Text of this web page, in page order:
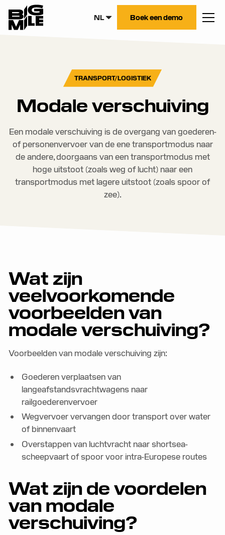
NL Boek een demo
TRANSPORT/LOGISTIEK
Modale verschuiving
Een modale verschuiving is de overgang van goederen-
of personenvervoer van de ene transportmodus naar
de andere, doorgaans van een transportmodus met
hoge uitstoot (zoals weg of lucht) naar een
transportmodus met lagere uitstoot (zoals spoor of
zee).
Wat zijn
veelvoorkomende
voorbeelden van
modale verschuiving?
Voorbeelden van modale verschuiving zijn:
Goederen verplaatsen van
langeafstandsvrachtwagens naar
railgoederenvervoer
Wegvervoer vervangen door transport over water
of binnenvaart
Overstappen van luchtvracht naar shortsea-
scheepvaart of spoor voor intra-Europese routes
Wat zijn de voordelen
van modale
verschuiving?